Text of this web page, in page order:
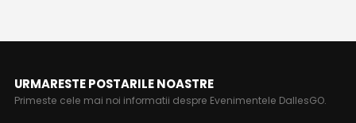
URMARESTE POSTARILE NOASTRE
Primeste cele mai noi informatii despre Evenimentele DallesGO.